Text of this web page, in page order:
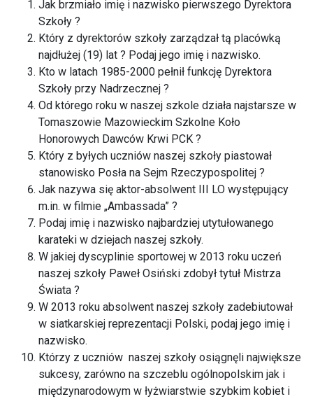
Jak brzmiało imię i nazwisko pierwszego Dyrektora
Szkoły ?
Który z dyrektorów szkoły zarządzał tą placówką
najdłużej (19) lat ? Podaj jego imię i nazwisko.
Kto w latach 1985-2000 pełnił funkcję Dyrektora
Szkoły przy Nadrzecznej ?
Od którego roku w naszej szkole działa najstarsze w
Tomaszowie Mazowieckim Szkolne Koło
Honorowych Dawców Krwi PCK ?
Który z byłych uczniów naszej szkoły piastował
stanowisko Posła na Sejm Rzeczypospolitej ?
Jak nazywa się aktor-absolwent III LO występujący
m.in. w filmie „Ambassada” ?
Podaj imię i nazwisko najbardziej utytułowanego
karateki w dziejach naszej szkoły.
W jakiej dyscyplinie sportowej w 2013 roku uczeń
naszej szkoły Paweł Osiński zdobył tytuł Mistrza
Świata ?
W 2013 roku absolwent naszej szkoły zadebiutował
w siatkarskiej reprezentacji Polski, podaj jego imię i
nazwisko.
Którzy z uczniów naszej szkoły osiągnęli największe
sukcesy, zarówno na szczeblu ogólnopolskim jak i
międzynarodowym w łyżwiarstwie szybkim kobiet i